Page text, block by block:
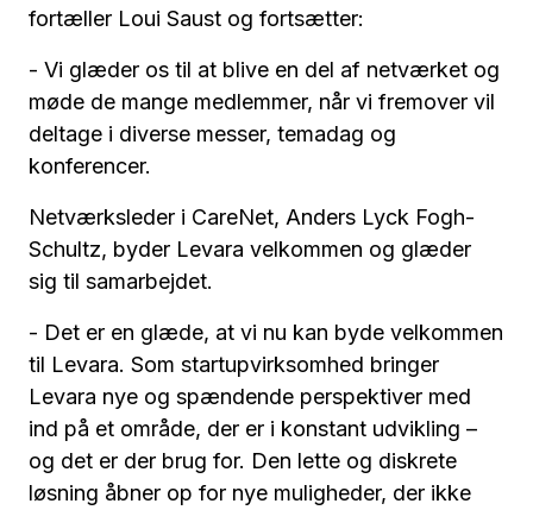
fortæller Loui Saust og fortsætter:
- Vi glæder os til at blive en del af netværket og
møde de mange medlemmer, når vi fremover vil
deltage i diverse messer, temadag og
konferencer.
Netværksleder i CareNet, Anders Lyck Fogh-
Schultz, byder Levara velkommen og glæder
sig til samarbejdet.
- Det er en glæde, at vi nu kan byde velkommen
til Levara. Som startupvirksomhed bringer
Levara nye og spændende perspektiver med
ind på et område, der er i konstant udvikling –
og det er der brug for. Den lette og diskrete
løsning åbner op for nye muligheder, der ikke